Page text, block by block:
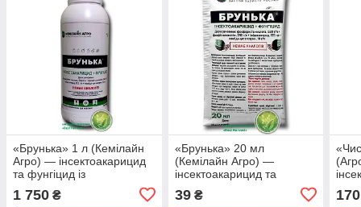
«Брунька» 1 л (Кемілайн
Агро) — інсектоакарицид
та фунгіцид із
для саду
1 750 ₴
«Брунька» 20 мл
(Кемілайн Агро) —
інсектоакарицид та
фунгіцид із стимулюючим
ефектом для саду
39₴
саду
170